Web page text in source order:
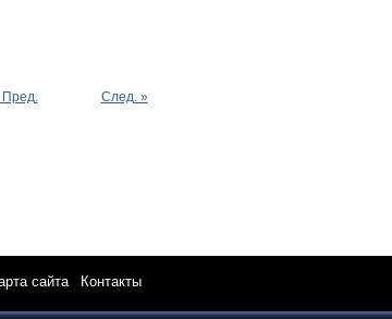
Пред.
След. »
сайта| Контакты